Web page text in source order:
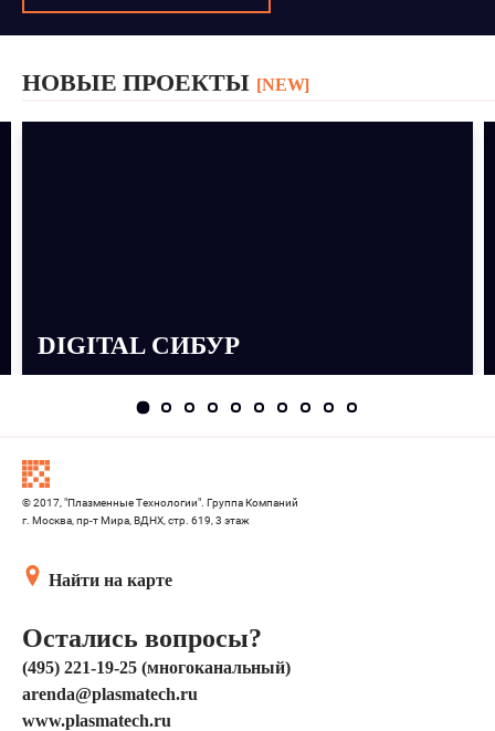
НОВЫЕ ПРОЕКТЫ [NEW]
DIGITAL СИБУР
© 2017, "Плазменные Технологии". Группа Компаний
г. Москва, пр-т Мира, ВДНХ, стр. 619, 3 этаж
Найти на карте
Остались вопросы?
(495) 221-19-25 (многоканальный)
arenda@plasmatech.ru
www.plasmatech.ru